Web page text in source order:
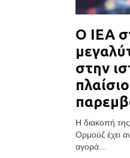
Ο ΙΕΑ
στην
Η διακοπή
Ορμούζ έχει
αγορά....